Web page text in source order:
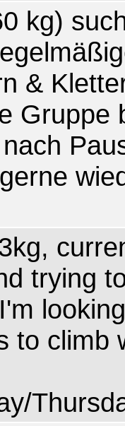
kg)
&
Gruppe
trying
to climb